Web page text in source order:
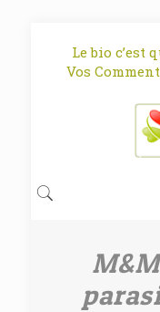
Le bio c’est
Vos